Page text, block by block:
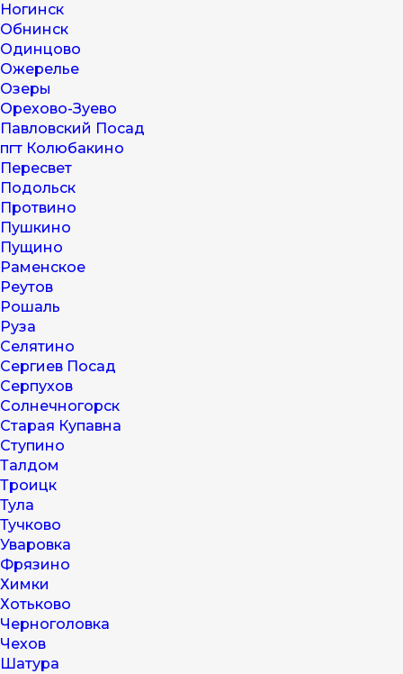
Ногинск
Обнинск
Одинцово
Ожерелье
Озеры
Орехово-Зуево
Павловский Посад
пгт Колюбакино
Пересвет
Подольск
Протвино
Пушкино
Пущино
Раменское
Реутов
Рошаль
Руза
Селятино
Сергиев Посад
Серпухов
Солнечногорск
Старая Купавна
Ступино
Талдом
Троицк
Тула
Тучково
Уваровка
Фрязино
Химки
Хотьково
Черноголовка
Чехов
Шатура